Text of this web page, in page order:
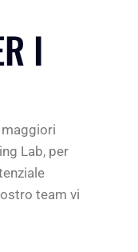
I
Lab, per
team vi